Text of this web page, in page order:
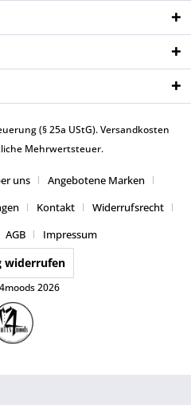
(§ 25a UStG).Versandkosten
Mehrwertsteuer.
uns
Angebotene Marken
Kontakt
Widerrufsrecht
AGB Impressum
widerrufen
2026